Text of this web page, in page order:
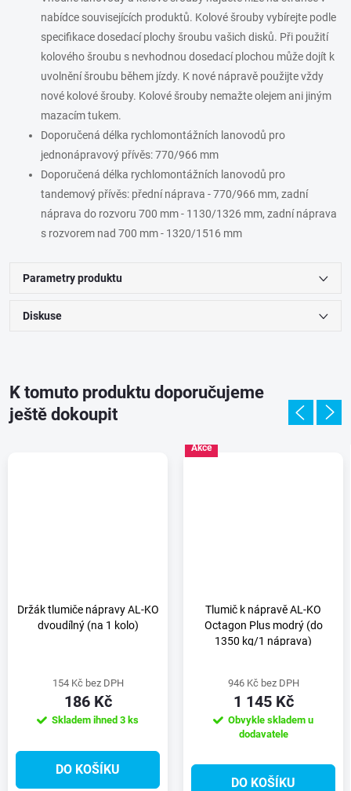
nabídce souvisejících produktů. Kolové šrouby vybírejte podle
specifikace dosedací plochy šroubu vašich disků. Při použití
kolového šroubu s nevhodnou dosedací plochou může dojít k
uvolnění šroubu během jízdy. K nové nápravě použijte vždy
nové kolové šrouby. Kolové šrouby nemažte olejem ani jiným
mazacím tukem.
Doporučená délka rychlomontážních lanovodů pro
jednonápravový přívěs: 770/966 mm
Doporučená délka rychlomontážních lanovodů pro
tandemový přívěs: přední náprava - 770/966 mm, zadní
náprava do rozvoru 700 mm - 1130/1326 mm, zadní náprava
s rozvorem nad 700 mm - 1320/1516 mm
Parametry produktu
Diskuse
K tomuto produktu doporučujeme
ještě dokoupit
Držák tlumiče nápravy AL-KO
dvoudílný (na 1 kolo)
154 Kč bez DPH
186 Kč
Skladem ihned 3 ks
DO KOŠÍKU
Akce
Tlumič k nápravě AL-KO
Octagon Plus modrý (do
1350 kg/1 náprava)
946 Kč bez DPH
1 145 Kč
Obvykle skladem u
dodavatele
DO KOŠÍKU